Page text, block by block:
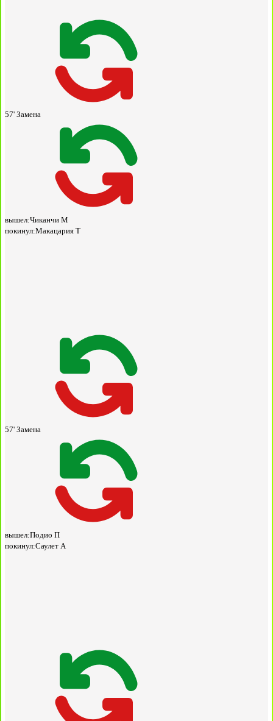
57' Замена
вышел:Чиканчи М
покинул:Макацария Т
57' Замена
вышел:Подио П
покинул:Саулет А